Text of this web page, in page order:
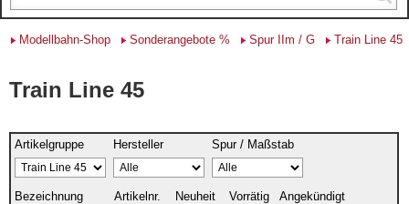
Modellbahn-Shop Sonderangebote % Spur IIm / G Train Line 45
Train Line 45
Artikelgruppe Hersteller Spur / Maßstab
Bezeichnung Artikelnr. Neuheit Vorrätig Angekündigt